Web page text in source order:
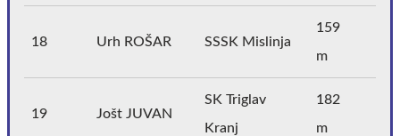
18 Urh ROŠAR SSSK Mislinja
159
m
19 Jošt JUVAN
SK Triglav
Kranj
182
m